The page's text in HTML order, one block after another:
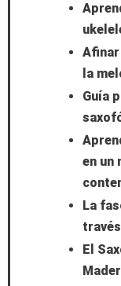
la
Guía
en un
La
El